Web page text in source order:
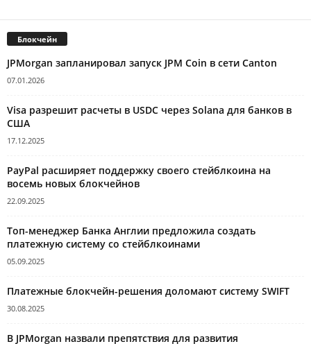
Блокчейн
JPMorgan запланировал запуск JPM Coin в сети Canton
07.01.2026
Visa разрешит расчеты в USDC через Solana для банков в
США
17.12.2025
PayPal расширяет поддержку своего стейблкоина на
восемь новых блокчейнов
22.09.2025
Топ-менеджер Банка Англии предложила создать
платежную систему со стейблкоинами
05.09.2025
Платежные блокчейн-решения доломают систему SWIFT
30.08.2025
В JPMorgan назвали препятствия для развития